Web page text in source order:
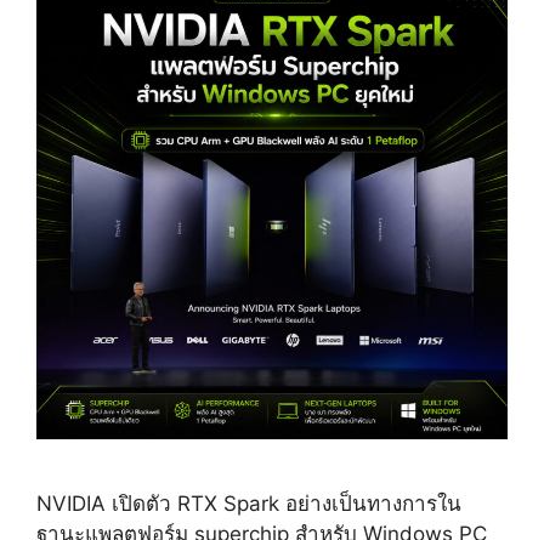
NVIDIA เปิดตัว RTX Spark อย่างเป็นทางการใน
ฐานะแพลตฟอร์ม superchip สำหรับ Windows PC